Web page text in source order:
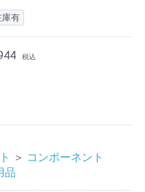
庫有
税込
＞ コンポーネント
品